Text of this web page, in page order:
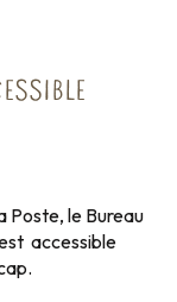
Poste, le Bureau
accessible